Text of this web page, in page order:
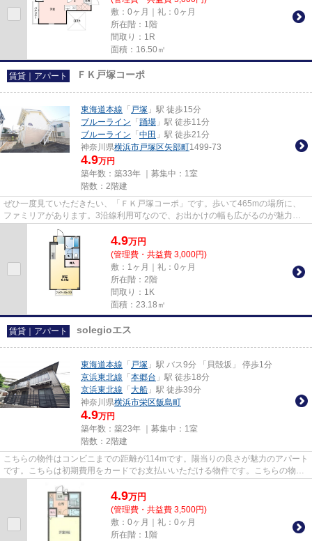
敷：0ヶ月｜礼：0ヶ月
所在階：1階
間取り：1R
面積：16.50㎡
賃貸｜アパート ＦＫ戸塚コーポ
東海道本線 「 戸塚 」駅 徒歩15分
ブルーライン 「 踊場 」駅 徒歩11分
ブルーライン 「 中田 」駅 徒歩21分
神奈川県横浜市戸塚区矢部町1499-73
4.9万円
築年数：築33年 ｜募集中： 1室
階数：2階建
ぜひ一度見ていただきたい、「ＦＫ戸塚コーポ」です。歩いて465mの場所に、
ファミリアがあります。3沿線利用可なので、お出かけの幅も広がるのが魅力で
す。この物件は窓からの陽当りも...
4.9万円
(管理費・共益費 3,000円)
敷：1ヶ月｜礼：0ヶ月
所在階：2階
間取り：1K
面積：23.18㎡
賃貸｜アパート solegioエス
東海道本線 「 戸塚 」駅 バス9分 「貝殻坂」 停歩1分
京浜東北線 「 本郷台 」駅 徒歩18分
京浜東北線 「 大船 」駅 徒歩39分
神奈川県横浜市栄区飯島町
4.9万円
築年数：築23年 ｜募集中： 1室
階数：2階建
こちらの物件はコンビニまでの距離が114mです。陽当りの良さが魅力のアパート
です。こちらは初期費用をカードでお支払いいただける物件です。こちらの物件
4.9万円
(管理費・共益費 3,500円)
敷：0ヶ月｜礼：0ヶ月
所在階：1階